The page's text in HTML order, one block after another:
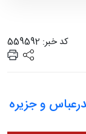
کد خبر: 559592
و جزیره